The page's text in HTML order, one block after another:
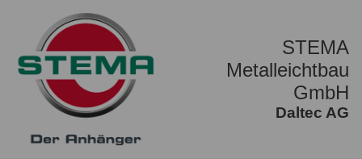
STEMA
Metalleichtbau
GmbH
Daltec AG